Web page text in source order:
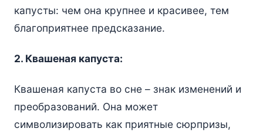
капусты: чем она крупнее и красивее, тем
благоприятнее предсказание.
2. Квашеная капуста:
Квашеная капуста во сне – знак изменений и
преобразований. Она может
символизировать как приятные сюрпризы,